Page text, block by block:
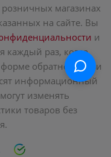
магазинах
на сайте. Вы
и
каждый раз, когда
обратной связи
информационный
изменять
товаров без